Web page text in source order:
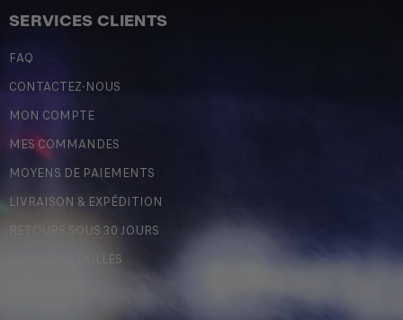
SERVICES CLIENTS
FAQ
CONTACTEZ-NOUS
MON COMPTE
MES COMMANDES
MOYENS DE PAIEMENTS
LIVRAISON & EXPÉDITION
RETOURS SOUS 30 JOURS
GUIDE DES TAILLES